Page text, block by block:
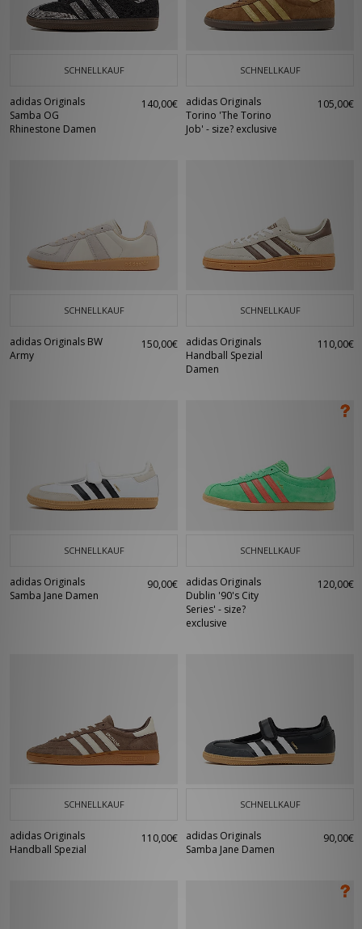
SCHNELLKAUF
adidas Originals
Samba OG
Rhinestone Damen
140,00€
SCHNELLKAUF
adidas Originals
Torino 'The Torino
Job' - size? exclusive
105,00€
SCHNELLKAUF
adidas Originals BW
Army
150,00€
SCHNELLKAUF
adidas Originals
Handball Spezial
Damen
110,00€
SCHNELLKAUF
adidas Originals
Samba Jane Damen
90,00€
SCHNELLKAUF
adidas Originals
Dublin '90's City
Series' - size?
exclusive
120,00€
SCHNELLKAUF
adidas Originals
Handball Spezial
110,00€
SCHNELLKAUF
adidas Originals
Samba Jane Damen
90,00€